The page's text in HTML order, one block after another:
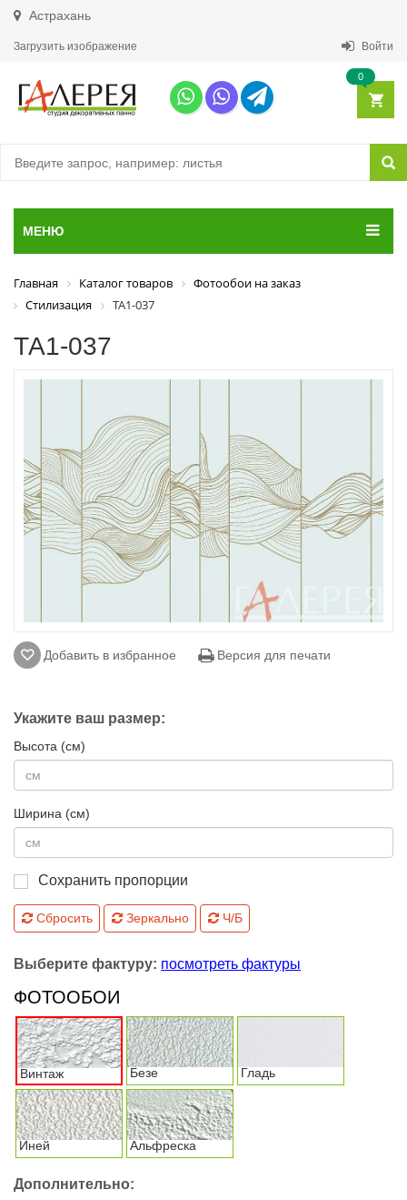
Астрахань
Загрузить изображение Войти
0
МЕНЮ
Главная Каталог товаров
Фотообои на заказ
Стилизация
ТА1-037
ТА1-037
Добавить в избранное Версия для печати
Укажите ваш размер:
Высота (см)
Ширина (см)
Сохранить пропорции
Сбросить Зеркально Ч/Б
Выберите фактуру: посмотреть фактуры
ФОТООБОИ
Винтаж Безе Гладь
Иней Альфреска
Дополнительно: